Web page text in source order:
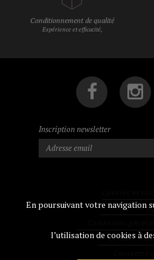
En poursuivant votre navigation
l’utilisation de cookies à
Conditionnement de qualité
Expérience et efficacité,
Inscription newsletter
Mentions
Contact